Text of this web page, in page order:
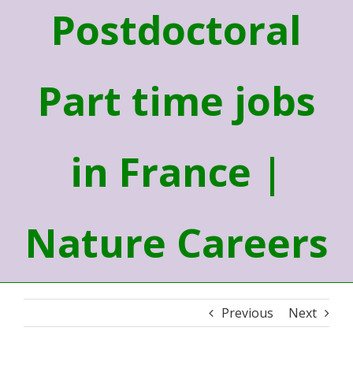
Postdoctoral
Part time jobs
in France |
Nature Careers
Previous Next